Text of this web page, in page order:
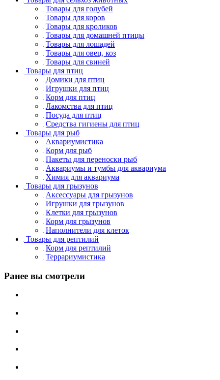
Товары для голубей
Товары для коров
Товары для кроликов
Товары для домашней птицы
Товары для лошадей
Товары для овец, коз
Товары для свиней
Товары для птиц
Домики для птиц
Игрушки для птиц
Корм для птиц
Лакомства для птиц
Посуда для птиц
Средства гигиены для птиц
Товары для рыб
Аквариумистика
Корм для рыб
Пакеты для переноски рыб
Аквариумы и тумбы для аквариума
Химия для аквариума
Товары для грызунов
Аксессуары для грызунов
Игрушки для грызунов
Клетки для грызунов
Корм для грызунов
Наполнители для клеток
Товары для рептилий
Корм для рептилий
Террариумистика
Ранее вы смотрели